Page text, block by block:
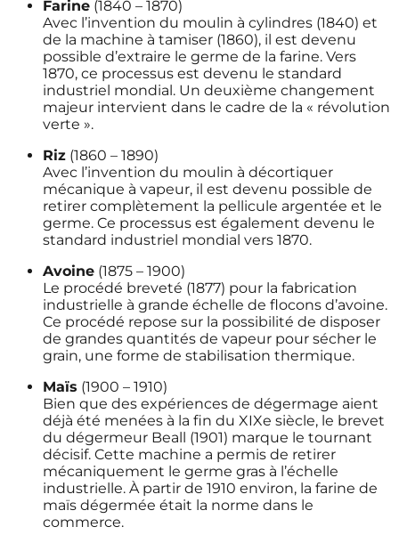
Farine (1840 – 1870)
Avec l’invention du moulin à cylindres (1840) et
de la machine à tamiser (1860), il est devenu
possible d’extraire le germe de la farine. Vers
1870, ce processus est devenu le standard
industriel mondial. Un deuxième changement
majeur intervient dans le cadre de la « révolution
verte ».
Riz (1860 – 1890)
Avec l’invention du moulin à décortiquer
mécanique à vapeur, il est devenu possible de
retirer complètement la pellicule argentée et le
germe. Ce processus est également devenu le
standard industriel mondial vers 1870.
Avoine (1875 – 1900)
Le procédé breveté (1877) pour la fabrication
industrielle à grande échelle de flocons d’avoine.
Ce procédé repose sur la possibilité de disposer
de grandes quantités de vapeur pour sécher le
grain, une forme de stabilisation thermique.
Maïs (1900 – 1910)
Bien que des expériences de dégermage aient
déjà été menées à la fin du XIXe siècle, le brevet
du dégermeur Beall (1901) marque le tournant
décisif. Cette machine a permis de retirer
mécaniquement le germe gras à l’échelle
industrielle. À partir de 1910 environ, la farine de
maïs dégermée était la norme dans le
commerce.